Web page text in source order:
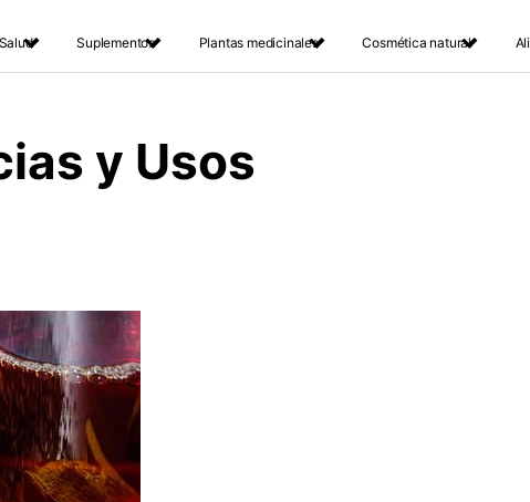
Salud Suplementos Plantas medicinales Cosmética natural
y Usos